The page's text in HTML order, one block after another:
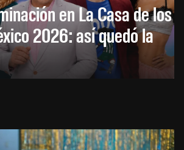
en La Casa de los
2026: así quedó la